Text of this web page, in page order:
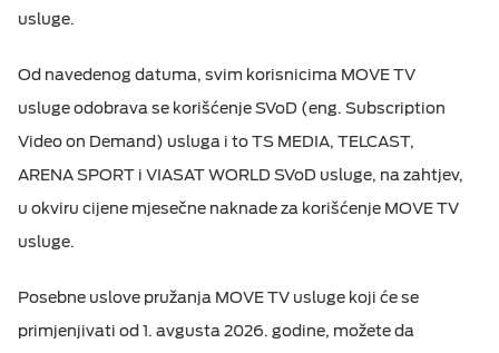
M:TEL APLIKACIJE
usluge.
Od navedenog datuma, svim korisnicima MOVE TV
usluge odobrava se korišćenje SVoD (eng. Subscription
Video on Demand) usluga i to TS MEDIA, TELCAST,
ARENA SPORT i VIASAT WORLD SVoD usluge, na zahtjev,
u okviru cijene mjesečne naknade za korišćenje MOVE TV
usluge.
Posebne uslove pružanja MOVE TV usluge koji će se
primjenjivati od 1. avgusta 2026. godine, možete da